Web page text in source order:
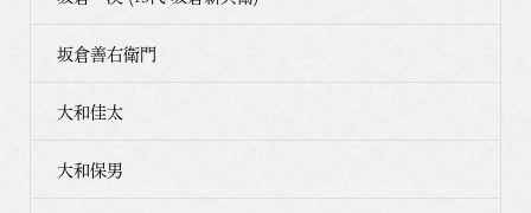
坂倉善右衛門
大和佳太
大和保男